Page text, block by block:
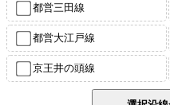
都営三田線
都営大江戸線
京王井の頭線